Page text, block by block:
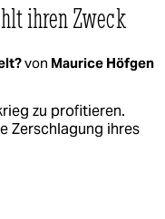
ihren Zweck
von Maurice Höfgen
zu profitieren.
Zerschlagung ihres